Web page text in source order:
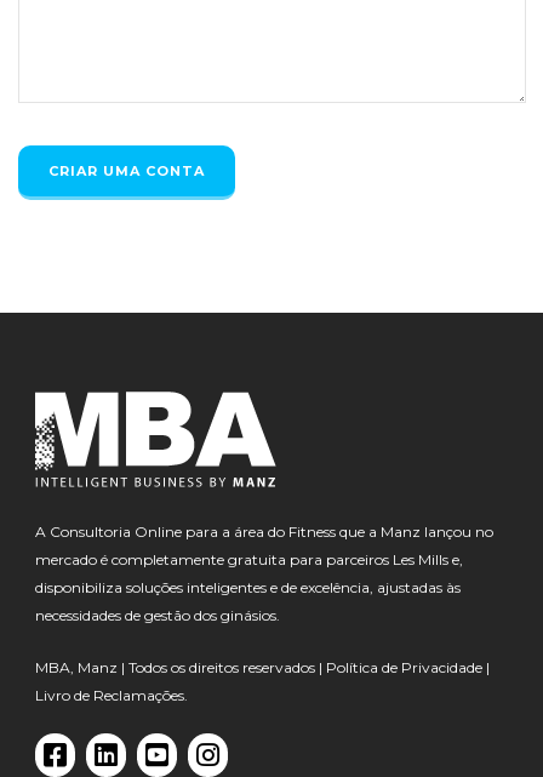
A Consultoria Online para a área do Fitness que a Manz lançou no
mercado é completamente gratuita para parceiros Les Mills e,
disponibiliza soluções inteligentes e de excelência, ajustadas às
necessidades de gestão dos ginásios.
MBA, Manz | Todos os direitos reservados | Política de Privacidade |
Livro de Reclamações.